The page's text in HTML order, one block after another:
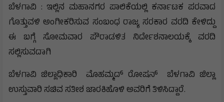
ಬೆಳಗಾವಿ : ಇಲ್ಲಿನ ಮಹಾನಗರ ಪಾಲಿಕೆಯಲ್ಲಿ ಕರ್ನಾಟಕ ಪರವಾದ
ಗೊತ್ತುವಳಿ ಅಂಗೀಕರಿಸುವ ಸಂಬಂಧ ರಾಜ್ಯ ಸರಕಾರ ವರದಿ ಕೇಳಿದ್ದು
ಈ ಬಗ್ಗೆ ಸೋಮವಾರ ಪೌರಾಡಳಿತ ನಿರ್ದೇಶನಾಲಯಕ್ಕೆ ವರದಿ
ಸಲ್ಲಿಸುವದಾಗಿ
ಬೆಳಗಾವಿ ಜಿಲ್ಲಾಧಿಕಾರಿ ಮೊಹಮ್ಮದ್ ರೋಷನ್ ಬೆಳಗಾವಿ ಜಿಲ್ಲಾ
ಉಸ್ತುವಾರಿ ಸಚಿವ ಸತೀಶ ಜಾರಕಿಹೊಳಿ ಅವರಿಗೆ ತಿಳಿಸಿದ್ದಾರೆ.